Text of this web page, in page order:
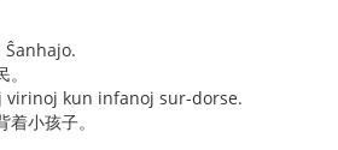
virinoj kun infanoj sur-dorse.
小孩子。